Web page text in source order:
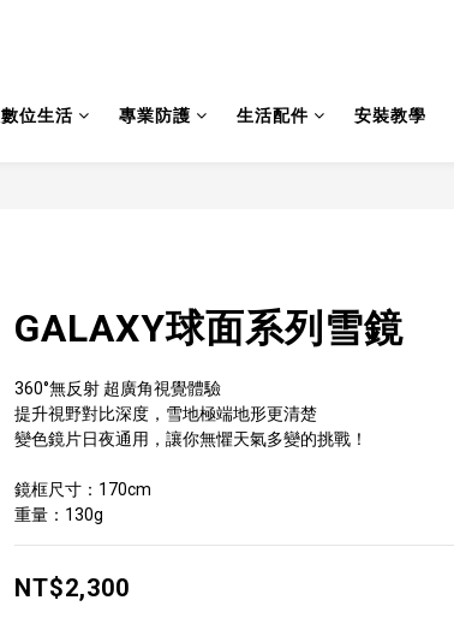
數位生活 專業防護 生活配件 安裝教學
GALAXY球面系列雪鏡
360°無反射 超廣角視覺體驗
提升視野對比深度，雪地極端地形更清楚
變色鏡片日夜通用，讓你無懼天氣多變的挑戰！
鏡框尺寸：170cm
重量：130g
NT$2,300